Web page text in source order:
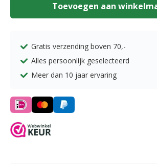
aantal
Toevoegen aan
Gratis verzending boven 70,-
Alles persoonlijk geselecteerd
Meer dan 10 jaar ervaring